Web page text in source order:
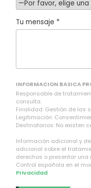
Tu mensaje *
INFORMACION BASICA
Responsable de
consulta.
Finalidad: Gestión de las
Legitimación:
Destinatarios: No existen
Información adicional y
adicional sobre el
derechos o presentar
Control española en el
Privacidad.